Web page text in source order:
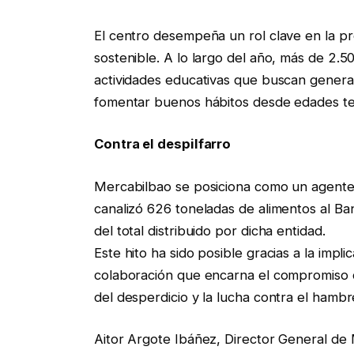
El centro desempeña un rol clave en la
sostenible. A lo largo del año, más de
actividades educativas que buscan
fomentar buenos hábitos desde edades
Contra el despilfarro
Mercabilbao se posiciona como un
canalizó 626 toneladas de alimentos al
del total distribuido por dicha entidad.
Este hito ha sido posible gracias a la
colaboración que encarna el
del desperdicio y la lucha contra el
Aitor Argote Ibáñez, Director General de